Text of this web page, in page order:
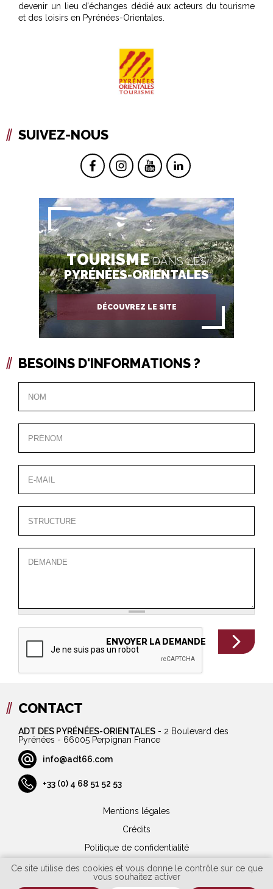
Ce site utilise des cookies et vous donne le contrôle sur ce que
vous souhaitez activer
devenir un lieu d'échanges dédié aux acteurs du tourisme
et des loisirs en Pyrénées-Orientales.
SUIVEZ-NOUS
TOURISMEDANS LES
PYRÉNÉES-ORIENTALES
DÉCOUVREZ LE SITE
BESOINS D'INFORMATIONS ?
CONTACT
ADT DES PYRÉNÉES-ORIENTALES - 2 Boulevard des
Pyrénées - 66005 Perpignan France
info@adt66.com
+33 (0) 4 68 51 52 53
Mentions légales
Crédits
Politique de confidentialité
Plan du site